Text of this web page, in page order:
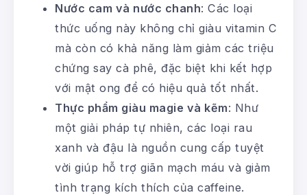
Nước cam và nước chanh: Các loại
thức uống này không chỉ giàu vitamin C
mà còn có khả năng làm giảm các triệu
chứng say cà phê, đặc biệt khi kết hợp
với mật ong để có hiệu quả tốt nhất.
Thực phẩm giàu magie và kẽm: Như
một giải pháp tự nhiên, các loại rau
xanh và đậu là nguồn cung cấp tuyệt
vời giúp hỗ trợ giãn mạch máu và giảm
tình trạng kích thích của caffeine.